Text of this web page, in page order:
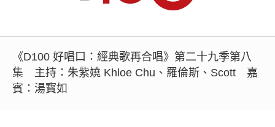
《D100 好唱口：經典歌再合唱》第二十九季第八
集 主持：朱紫嬈 Khloe Chu、羅倫斯、Scott 嘉
賓：湯寳如